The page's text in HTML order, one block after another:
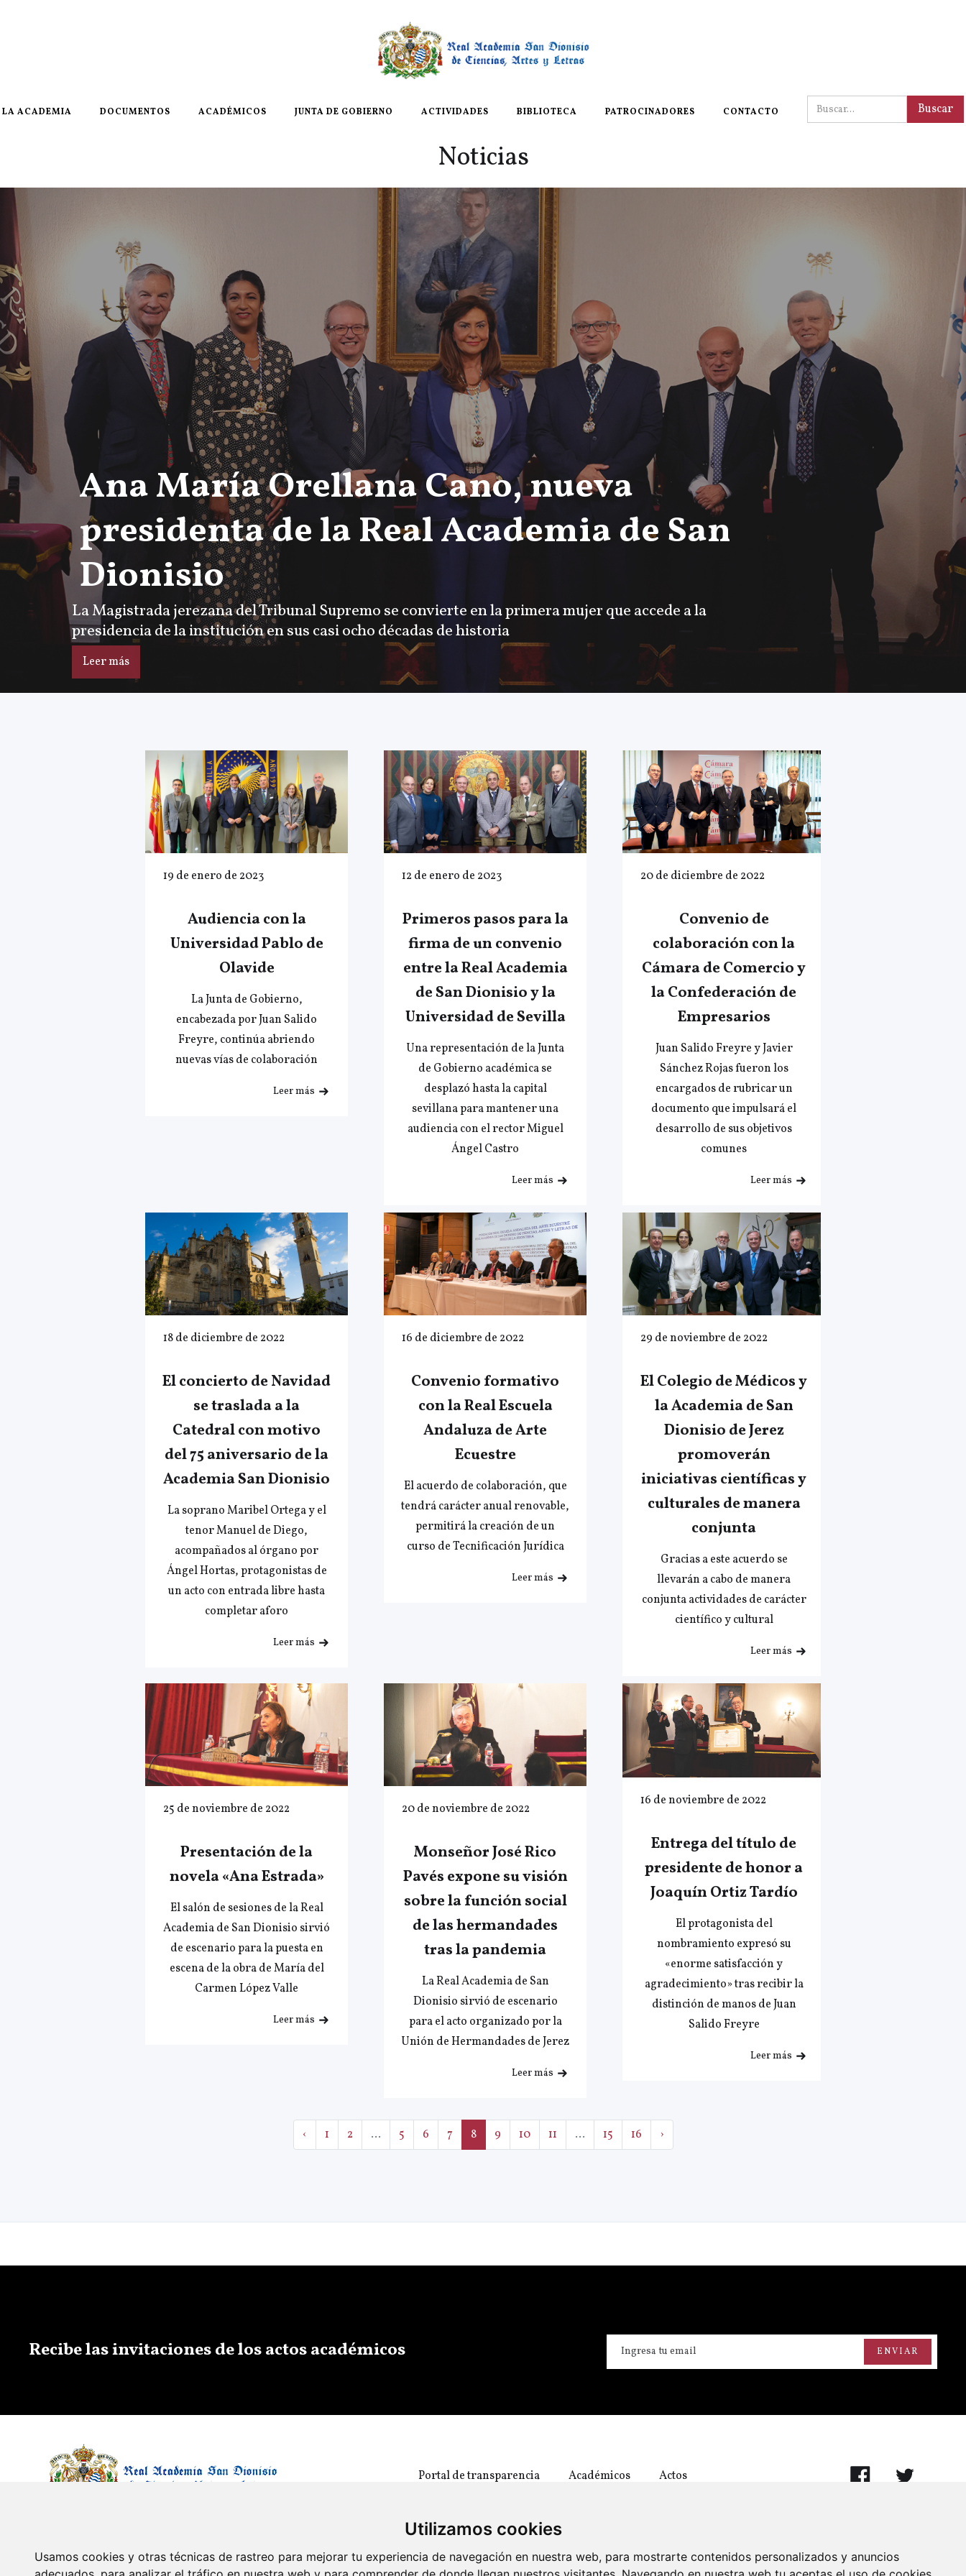
Utilizamos cookies
Usamos cookies y otras técnicas de rastreo para mejorar tu experiencia de navegación en nuestra web, para mostrarte contenidos personalizados y anuncios
LA ACADEMIA DOCUMENTOS ACADÉMICOS JUNTA DE GOBIERNO ACTIVIDADES BIBLIOTECA PATROCINADORES CONTACTO
Noticias
Ana María Orellana Cano, nueva
presidenta de la Real Academia de San
Dionisio
La Magistrada jerezana del Tribunal Supremo se convierte en la primera mujer que accede a la
presidencia de la institución en sus casi ocho décadas de historia
Leer más
19 de enero de 2023
Audiencia con la
Universidad Pablo de
Olavide
La Junta de Gobierno,
encabezada por Juan Salido
Freyre, continúa abriendo
nuevas vías de colaboración
Leer más
12 de enero de 2023
Primeros pasos para la
firma de un convenio
entre la Real Academia
de San Dionisio y la
Universidad de Sevilla
Una representación de la Junta
de Gobierno académica se
desplazó hasta la capital
sevillana para mantener una
audiencia con el rector Miguel
Ángel Castro
Leer más
20 de diciembre de 2022
Convenio de
colaboración con la
Cámara de Comercio y
la Confederación de
Empresarios
Juan Salido Freyre y Javier
Sánchez Rojas fueron los
encargados de rubricar un
documento que impulsará el
desarrollo de sus objetivos
comunes
Leer más
18 de diciembre de 2022
El concierto de Navidad
se traslada a la
Catedral con motivo
del 75 aniversario de la
Academia San Dionisio
La soprano Maribel Ortega y el
tenor Manuel de Diego,
acompañados al órgano por
Ángel Hortas, protagonistas de
un acto con entrada libre hasta
completar aforo
Leer más
16 de diciembre de 2022
Convenio formativo
con la Real Escuela
Andaluza de Arte
Ecuestre
El acuerdo de colaboración, que
tendrá carácter anual renovable,
permitirá la creación de un
curso de Tecnificación Jurídica
Leer más
29 de noviembre de 2022
El Colegio de Médicos y
la Academia de San
Dionisio de Jerez
promoverán
iniciativas científicas y
culturales de manera
conjunta
Gracias a este acuerdo se
llevarán a cabo de manera
conjunta actividades de carácter
científico y cultural
Leer más
25 de noviembre de 2022
Presentación de la
novela «Ana Estrada»
El salón de sesiones de la Real
Academia de San Dionisio sirvió
de escenario para la puesta en
escena de la obra de María del
Carmen López Valle
Leer más
20 de noviembre de 2022
Monseñor José Rico
Pavés expone su visión
sobre la función social
de las hermandades
tras la pandemia
La Real Academia de San
Dionisio sirvió de escenario
para el acto organizado por la
Unión de Hermandades de Jerez
Leer más
16 de noviembre de 2022
Entrega del título de
presidente de honor a
Joaquín Ortiz Tardío
El protagonista del
nombramiento expresó su
«enorme satisfacción y
agradecimiento» tras recibir la
distinción de manos de Juan
Salido Freyre
Leer más
‹ 1 2 ... 5 6 7 8 9 10 11 ... 15 16 ›
Recibe las invitaciones de los actos académicos
Portal de transparencia Académicos Actos